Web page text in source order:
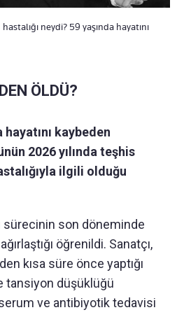
neydi? 59 yaşında hayatını
ÖLDÜ?
kaybeden
2026 yılında teşhis
ilgili olduğu
sürecinin son döneminde
öğrenildi. Sanatçı,
kısa süre önce yaptığı
tansiyon düşüklüğü
serum ve antibiyotik tedavisi